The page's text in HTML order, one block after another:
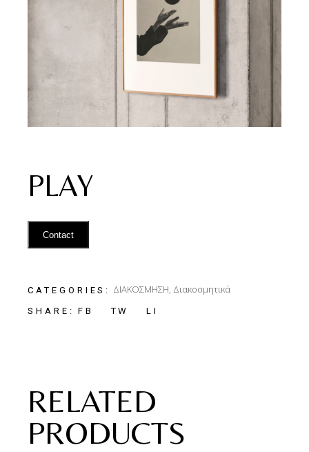
PLAY
Contact
CATEGORIES: ΔΙΑΚΟΣΜΗΣΗ, Διακοσμητικά
SHARE: FB TW LI
RELATED
PRODUCTS